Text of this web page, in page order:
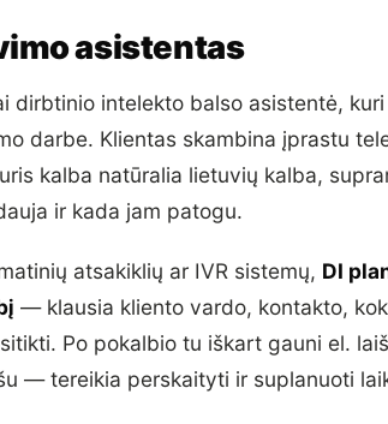
asistentas
dirbtinio intelekto balso asistentė, kuri
darbe. Klientas skambina įprastu
kalba natūralia lietuvių kalba,
ir kada jam patogu.
atsakiklių ar IVR sistemų, DI
— klausia kliento vardo, kontakto,
Po pokalbio tu iškart gauni el.
— tereikia perskaityti ir suplanuoti